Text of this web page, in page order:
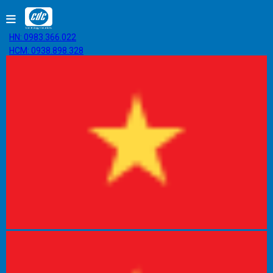
HN: 0983.366.022
HCM: 0938.898.328